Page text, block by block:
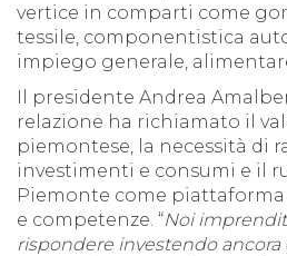
vertice in comparti come
tessile, componentistica
impiego generale,
Il presidente Andrea
relazione ha richiamato il
piemontese, la necessità di
investimenti e consumi e il
Piemonte come
e competenze. “Noi
rispondere investendo